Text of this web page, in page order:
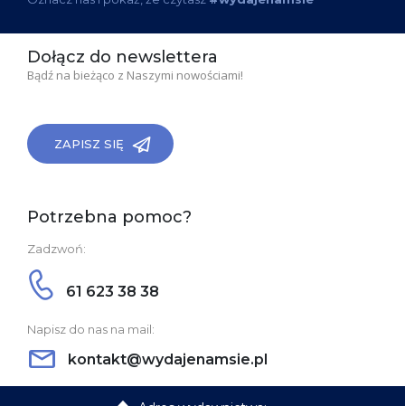
Dołącz do newslettera
Bądź na bieżąco z Naszymi nowościami!
ZAPISZ SIĘ
Potrzebna pomoc?
Zadzwoń:
61 623 38 38
Napisz do nas na mail:
kontakt@wydajenamsie.pl